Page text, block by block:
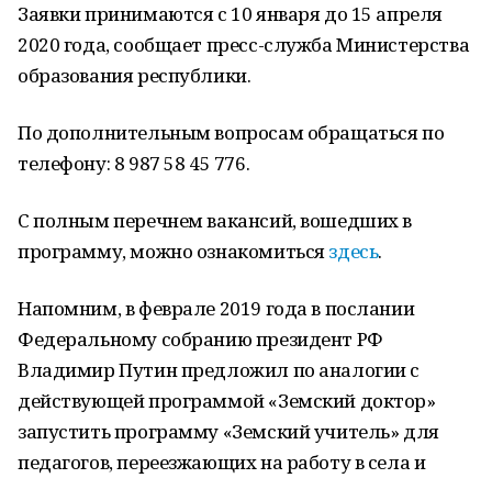
Заявки принимаются с 10 января до 15 апреля
2020 года, сообщает пресс-служба Министерства
образования республики.
По дополнительным вопросам обращаться по
телефону: 8 987 58 45 776.
С полным перечнем вакансий, вошедших в
программу, можно ознакомитьсяздесь.
Напомним, в феврале 2019 года в послании
Федеральному собранию президент РФ
Владимир Путин предложил по аналогии с
действующей программой «Земский доктор»
запустить программу «Земский учитель» для
педагогов, переезжающих на работу в села и